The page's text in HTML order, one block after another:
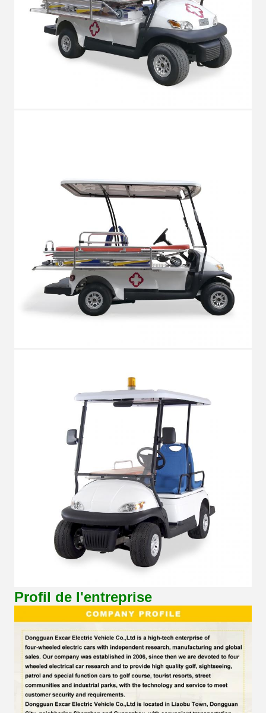
Profil de l'entreprise